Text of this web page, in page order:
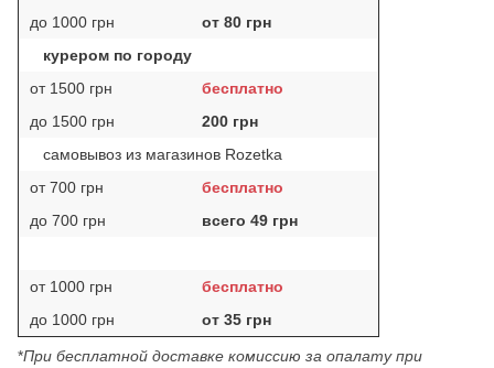
до 1000 грн
от 80 грн
курером по городу
от 1500 грн
бесплатно
до 1500 грн
200 грн
самовывоз из магазинов Rozetka
от 700 грн
бесплатно
до 700 грн
всего 49 грн
от 1000 грн
бесплатно
до 1000 грн
от 35 грн
*При бесплатной доставке комиссию за опалату при